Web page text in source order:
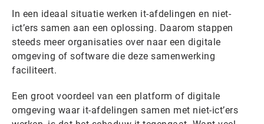
In een ideaal situatie werken it-afdelingen en niet-
ict’ers samen aan een oplossing. Daarom stappen
steeds meer organisaties over naar een digitale
omgeving of software die deze samenwerking
faciliteert.
Een groot voordeel van een platform of digitale
omgeving waar it-afdelingen samen met niet-ict’ers